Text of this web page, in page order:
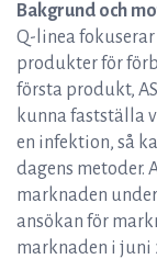
Bakgrund och
Q-linea
produkter för
första produkt,
kunna fastställa
en infektion, så
dagens metoder.
marknaden
ansökan för
marknaden i juni